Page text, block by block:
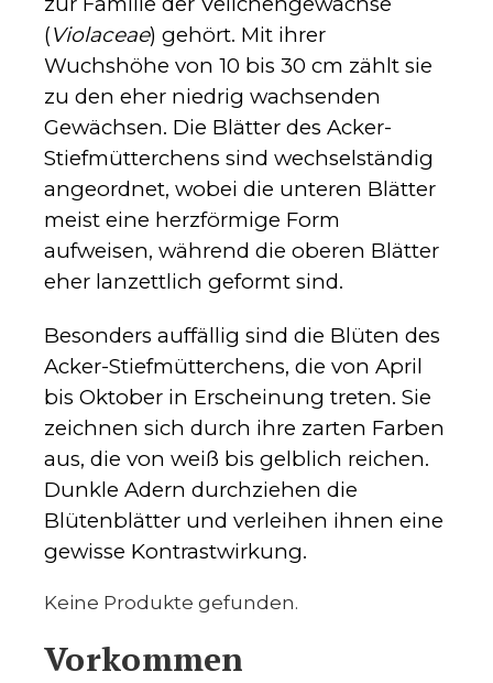
(Violaceae) gehört. Mit ihrer
Wuchshöhe von 10 bis 30 cm zählt sie
zu den eher niedrig wachsenden
Gewächsen. Die Blätter des Acker-
Stiefmütterchens sind wechselständig
angeordnet, wobei die unteren Blätter
meist eine herzförmige Form
aufweisen, während die oberen Blätter
eher lanzettlich geformt sind.
Besonders auffällig sind die Blüten des
Acker-Stiefmütterchens, die von April
bis Oktober in Erscheinung treten. Sie
zeichnen sich durch ihre zarten Farben
aus, die von weiß bis gelblich reichen.
Dunkle Adern durchziehen die
Blütenblätter und verleihen ihnen eine
gewisse Kontrastwirkung.
Keine Produkte gefunden.
Vorkommen